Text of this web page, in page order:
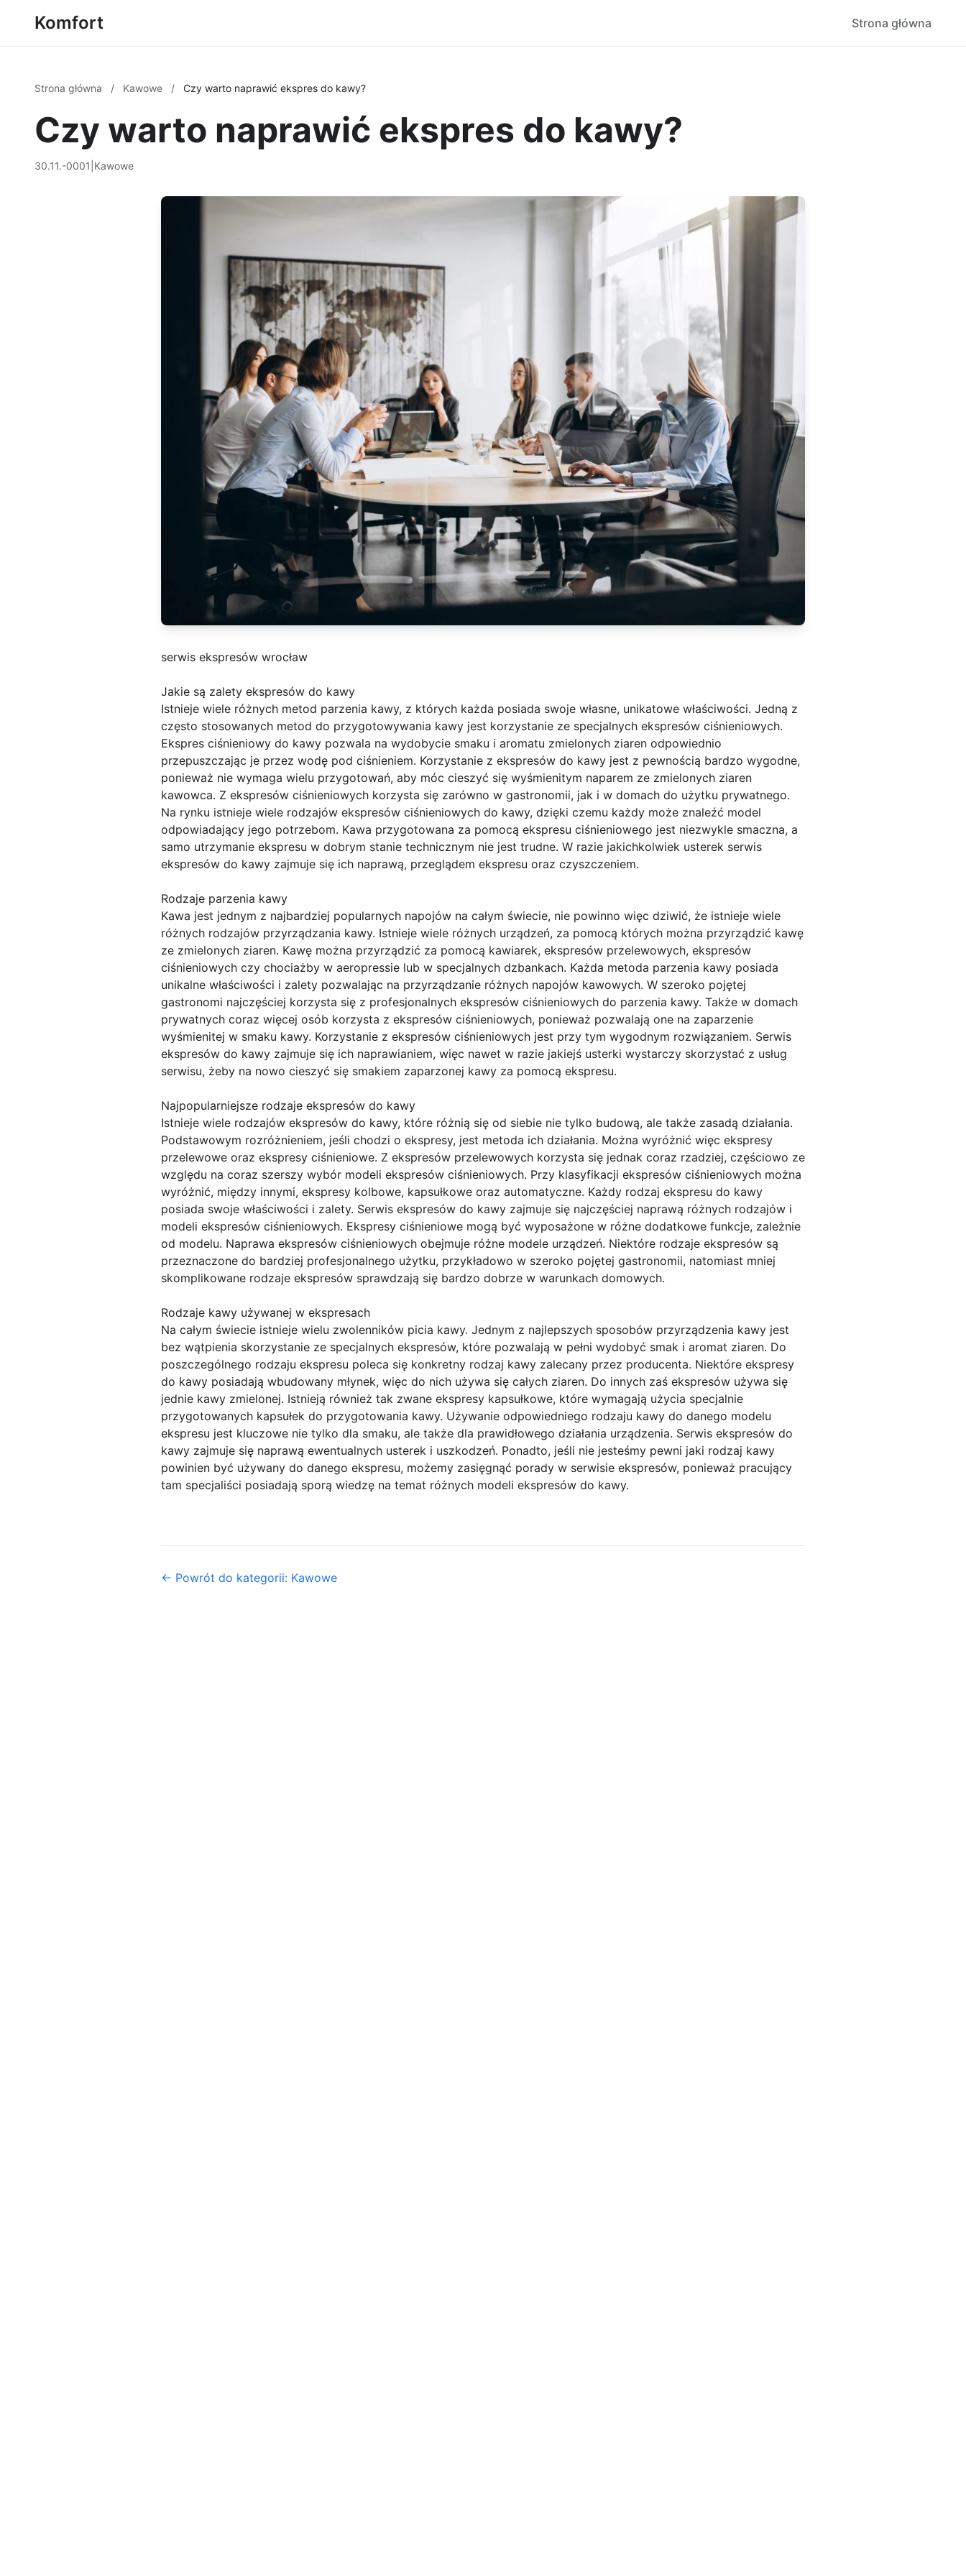
Komfort Strona główna
Strona główna / Kawowe / Czy warto naprawić ekspres do kawy?
Czy warto naprawić ekspres do kawy?
30.11.-0001 Kawowe
serwis ekspresów wrocław
Jakie są zalety ekspresów do kawy
Istnieje wiele różnych metod parzenia kawy, z których każda posiada swoje własne, unikatowe właściwości. Jedną z
często stosowanych metod do przygotowywania kawy jest korzystanie ze specjalnych ekspresów ciśnieniowych.
Ekspres ciśnieniowy do kawy pozwala na wydobycie smaku i aromatu zmielonych ziaren odpowiednio
przepuszczając je przez wodę pod ciśnieniem. Korzystanie z ekspresów do kawy jest z pewnością bardzo wygodne,
ponieważ nie wymaga wielu przygotowań, aby móc cieszyć się wyśmienitym naparem ze zmielonych ziaren
kawowca. Z ekspresów ciśnieniowych korzysta się zarówno w gastronomii, jak i w domach do użytku prywatnego.
Na rynku istnieje wiele rodzajów ekspresów ciśnieniowych do kawy, dzięki czemu każdy może znaleźć model
odpowiadający jego potrzebom. Kawa przygotowana za pomocą ekspresu ciśnieniowego jest niezwykle smaczna, a
samo utrzymanie ekspresu w dobrym stanie technicznym nie jest trudne. W razie jakichkolwiek usterek serwis
ekspresów do kawy zajmuje się ich naprawą, przeglądem ekspresu oraz czyszczeniem.
Rodzaje parzenia kawy
Kawa jest jednym z najbardziej popularnych napojów na całym świecie, nie powinno więc dziwić, że istnieje wiele
różnych rodzajów przyrządzania kawy. Istnieje wiele różnych urządzeń, za pomocą których można przyrządzić kawę
ze zmielonych ziaren. Kawę można przyrządzić za pomocą kawiarek, ekspresów przelewowych, ekspresów
ciśnieniowych czy chociażby w aeropressie lub w specjalnych dzbankach. Każda metoda parzenia kawy posiada
unikalne właściwości i zalety pozwalając na przyrządzanie różnych napojów kawowych. W szeroko pojętej
gastronomi najczęściej korzysta się z profesjonalnych ekspresów ciśnieniowych do parzenia kawy. Także w domach
prywatnych coraz więcej osób korzysta z ekspresów ciśnieniowych, ponieważ pozwalają one na zaparzenie
wyśmienitej w smaku kawy. Korzystanie z ekspresów ciśnieniowych jest przy tym wygodnym rozwiązaniem. Serwis
ekspresów do kawy zajmuje się ich naprawianiem, więc nawet w razie jakiejś usterki wystarczy skorzystać z usług
serwisu, żeby na nowo cieszyć się smakiem zaparzonej kawy za pomocą ekspresu.
Najpopularniejsze rodzaje ekspresów do kawy
Istnieje wiele rodzajów ekspresów do kawy, które różnią się od siebie nie tylko budową, ale także zasadą działania.
Podstawowym rozróżnieniem, jeśli chodzi o ekspresy, jest metoda ich działania. Można wyróżnić więc ekspresy
przelewowe oraz ekspresy ciśnieniowe. Z ekspresów przelewowych korzysta się jednak coraz rzadziej, częściowo ze
względu na coraz szerszy wybór modeli ekspresów ciśnieniowych. Przy klasyfikacji ekspresów ciśnieniowych można
wyróżnić, między innymi, ekspresy kolbowe, kapsułkowe oraz automatyczne. Każdy rodzaj ekspresu do kawy
posiada swoje właściwości i zalety. Serwis ekspresów do kawy zajmuje się najczęściej naprawą różnych rodzajów i
modeli ekspresów ciśnieniowych. Ekspresy ciśnieniowe mogą być wyposażone w różne dodatkowe funkcje, zależnie
od modelu. Naprawa ekspresów ciśnieniowych obejmuje różne modele urządzeń. Niektóre rodzaje ekspresów są
przeznaczone do bardziej profesjonalnego użytku, przykładowo w szeroko pojętej gastronomii, natomiast mniej
skomplikowane rodzaje ekspresów sprawdzają się bardzo dobrze w warunkach domowych.
Rodzaje kawy używanej w ekspresach
Na całym świecie istnieje wielu zwolenników picia kawy. Jednym z najlepszych sposobów przyrządzenia kawy jest
bez wątpienia skorzystanie ze specjalnych ekspresów, które pozwalają w pełni wydobyć smak i aromat ziaren. Do
poszczególnego rodzaju ekspresu poleca się konkretny rodzaj kawy zalecany przez producenta. Niektóre ekspresy
do kawy posiadają wbudowany młynek, więc do nich używa się całych ziaren. Do innych zaś ekspresów używa się
jednie kawy zmielonej. Istnieją również tak zwane ekspresy kapsułkowe, które wymagają użycia specjalnie
przygotowanych kapsułek do przygotowania kawy. Używanie odpowiedniego rodzaju kawy do danego modelu
ekspresu jest kluczowe nie tylko dla smaku, ale także dla prawidłowego działania urządzenia. Serwis ekspresów do
kawy zajmuje się naprawą ewentualnych usterek i uszkodzeń. Ponadto, jeśli nie jesteśmy pewni jaki rodzaj kawy
powinien być używany do danego ekspresu, możemy zasięgnąć porady w serwisie ekspresów, ponieważ pracujący
tam specjaliści posiadają sporą wiedzę na temat różnych modeli ekspresów do kawy.
← Powrót do kategorii: Kawowe